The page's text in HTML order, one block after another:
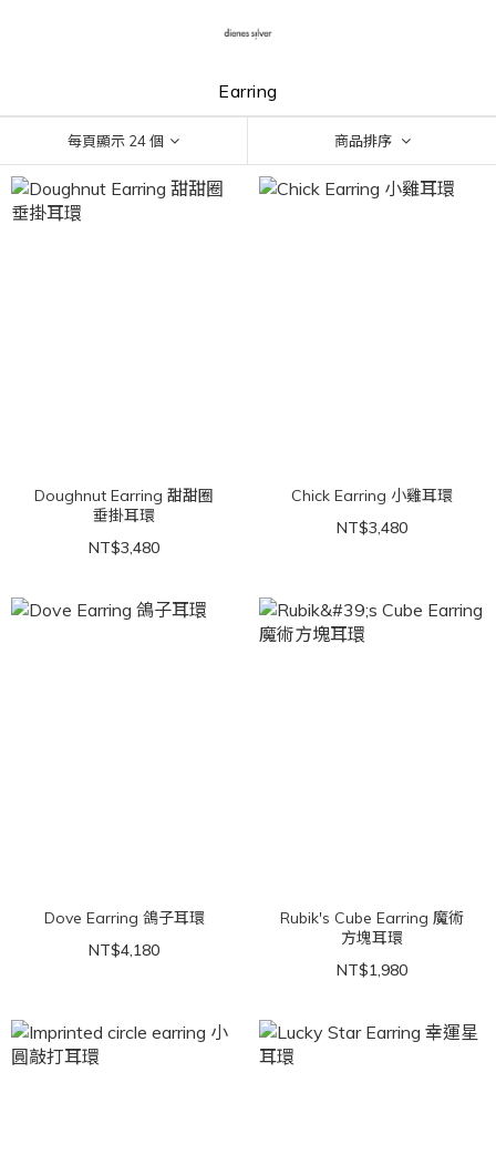
Earring
每頁顯示 24 個 商品排序
Doughnut Earring 甜甜圈
垂掛耳環
NT$3,480
Chick Earring 小雞耳環
NT$3,480
Dove Earring 鴿子耳環
NT$4,180
Rubik's Cube Earring 魔術
方塊耳環
NT$1,980